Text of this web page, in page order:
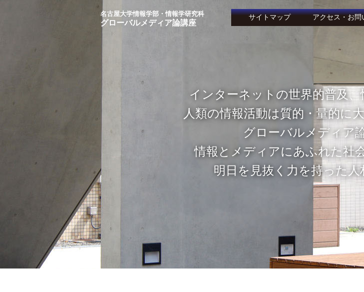
時代を
東海エ
名古屋大学情報学部・情報学研究科
グローバルメディア論講座
サイトマップ アクセス・お問